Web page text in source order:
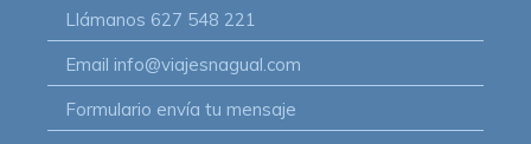
Llámanos 627 548 221
Email info@viajesnagual.com
Formulario envía tu mensaje